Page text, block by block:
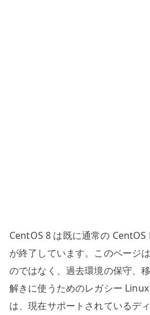
CentOS 8 は既に通常の
が終了しています。このページ
のではなく、過去環境の保守、
解きに使うためのレガシー
は、現在サポートされているデ